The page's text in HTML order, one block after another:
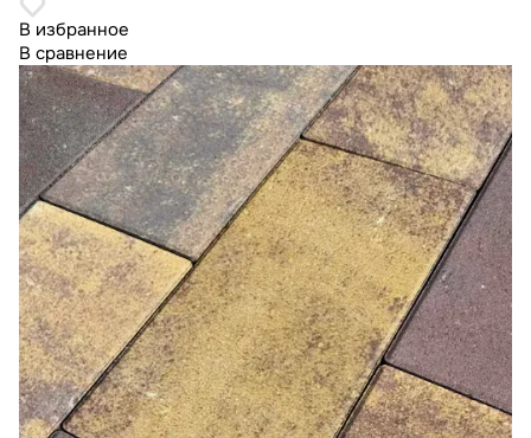
В избранное
В сравнение